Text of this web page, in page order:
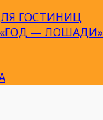
ГОСТИНИЦ
— ЛОШАДИ»